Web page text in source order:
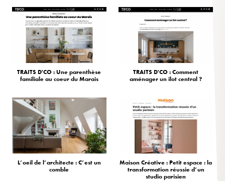
TRAITS D'CO : Une parenthèse
familiale au coeur du Marais
TRAITS D'CO : Comment
aménager un îlot central ?
L’oeil de l’architecte : C’est un
comble
Maison Créative : Petit espace : la
transformation réussie d’un
studio parisien